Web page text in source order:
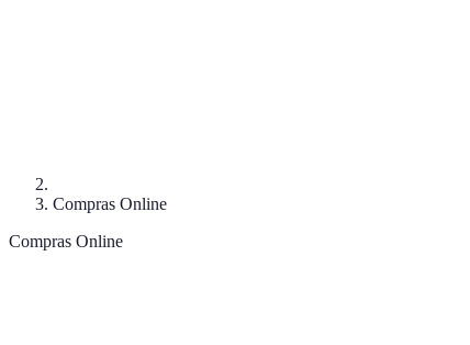
Compras Online
Compras Online